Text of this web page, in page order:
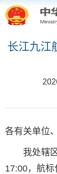
长江九江
各有关单位
我处辖
17:00，航